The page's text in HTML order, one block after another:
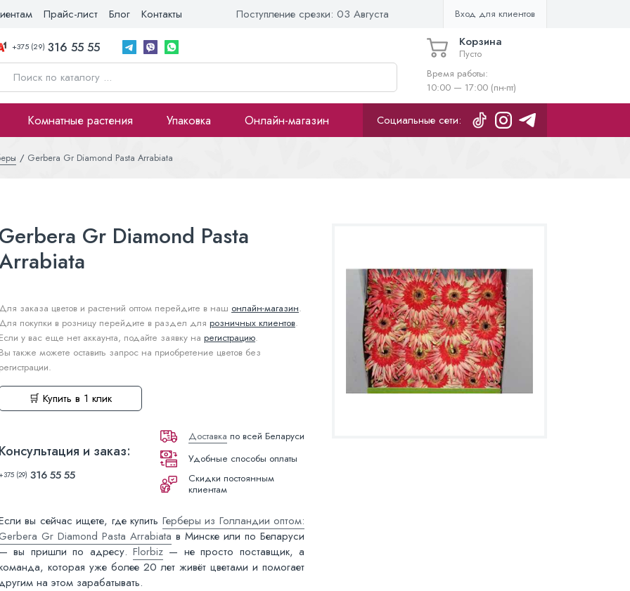
Прайс-лист Блог Контакты Поступление срезки: 03 Августа Вход для клиентов
+375 (29) 316 55 55 Корзина
Пусто
Время работы:
10:00 — 17:00 (пн-пт)
Комнатные растения Упаковка Онлайн-магазин Социальные сети:
Gerbera Gr Diamond Pasta Arrabiata
Gerbera Gr Diamond Pasta
Для заказа цветов и растений оптом перейдите в наш онлайн-магазин.
Для покупки в розницу перейдите в раздел для розничных клиентов.
Если у вас еще нет аккаунта, подайте заявку на регистрацию.
Вы также можете оставить запрос на приобретение цветов без
регистрации.
🛒 Купить в 1 клик
Консультация и заказ:
+375 (29) 316 55 55
Доставка по всей Беларуси
Удобные способы оплаты
Скидки постоянным
клиентам
вы сейчас ищете, где купить Герберы из Голландии оптом:
Gr Diamond Pasta Arrabiata в Минске или по Беларуси
— вы пришли по адресу.Florbiz — не просто поставщик, а
которая уже более 20 лет живёт цветами и помогает
на этом зарабатывать.